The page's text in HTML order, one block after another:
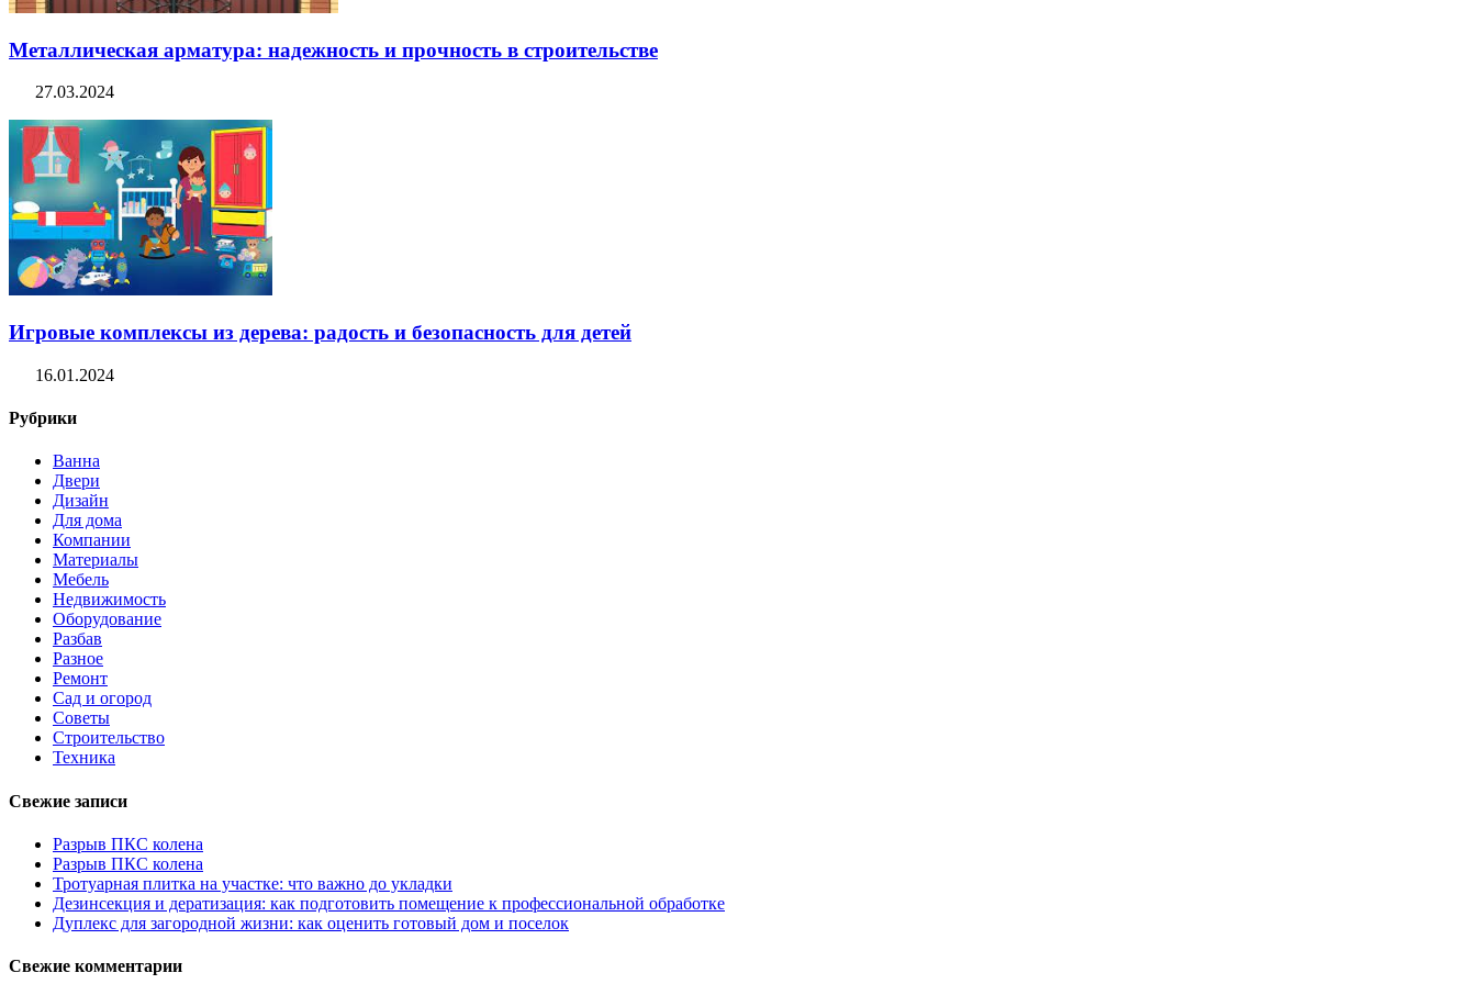
Металлическая арматура: надежность и прочность в строительстве
27.03.2024
Игровые комплексы из дерева: радость и безопасность для детей
16.01.2024
Рубрики
Ванна
Двери
Дизайн
Для дома
Компании
Материалы
Мебель
Недвижимость
Оборудование
Разбав
Разное
Ремонт
Сад и огород
Советы
Строительство
Техника
Свежие записи
Разрыв ПКС колена
Разрыв ПКС колена
Тротуарная плитка на участке: что важно до укладки
Дезинсекция и дератизация: как подготовить помещение к профессиональной обработке
Дуплекс для загородной жизни: как оценить готовый дом и поселок
Свежие комментарии